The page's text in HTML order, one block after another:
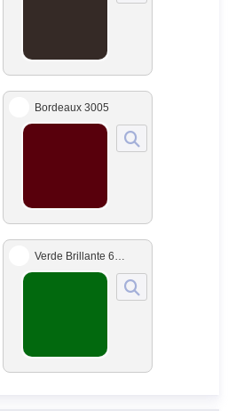
Bordeaux 3005
Verde Brillante 6024